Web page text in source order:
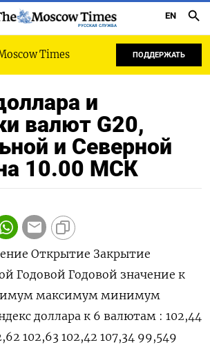
РУССКАЯ СЛУЖБА
EN
Times ПОДДЕРЖАТЬ
и
валют G20,
и Северной
10.00 МСК
Открытие Закрытие
Годовой Годовой значение к
максимум минимум
доллара к 6 валютам : 102,44
102,63 102,42 107,34 99,549